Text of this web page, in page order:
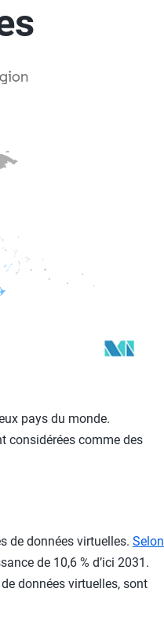
pays du monde.
considérées comme des
de données virtuelles. Selon
de 10,6 % d’ici 2031.
données virtuelles, sont